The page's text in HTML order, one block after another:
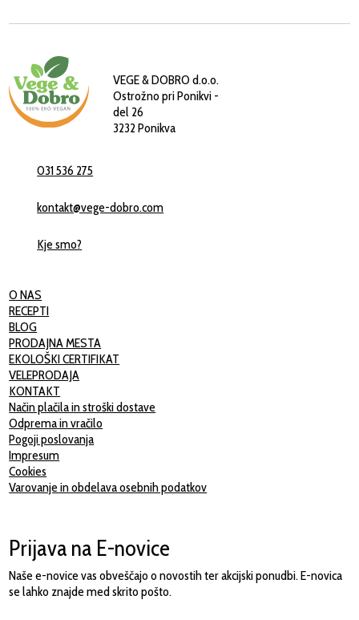
VEGE & DOBRO d.o.o.
Ostrožno pri Ponikvi -
del 26
3232 Ponikva
031 536 275
kontakt@vege-dobro.com
Kje smo?
O NAS
RECEPTI
BLOG
PRODAJNA MESTA
EKOLOŠKI CERTIFIKAT
VELEPRODAJA
KONTAKT
Način plačila in stroški dostave
Odprema in vračilo
Pogoji poslovanja
Impresum
Cookies
Varovanje in obdelava osebnih podatkov
Prijava na E-novice
Naše e-novice vas obveščajo o novostih ter akcijski ponudbi. E-novica
se lahko znajde med skrito pošto.